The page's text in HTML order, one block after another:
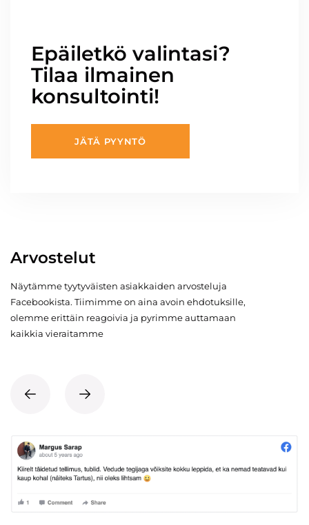
Epäiletkö valintasi?
Tilaa ilmainen
konsultointi!
JÄTÄ PYYNTÖ
Arvostelut
Näytämme tyytyväisten asiakkaiden arvosteluja
Facebookista. Tiimimme on aina avoin ehdotuksille,
olemme erittäin reagoivia ja pyrimme auttamaan
kaikkia vieraitamme